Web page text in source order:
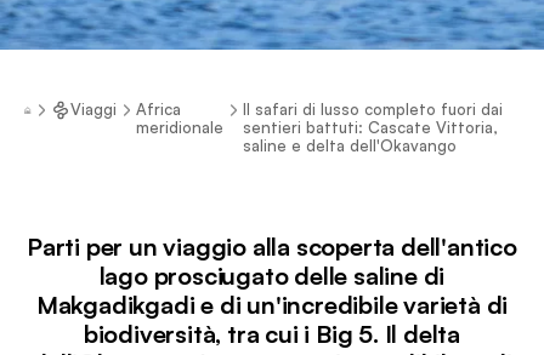
Viaggi
Africa
meridionale
Il safari di lusso completo fuori dai
sentieri battuti: Cascate Vittoria,
saline e delta dell'Okavango
Parti per un viaggio alla scoperta dell'antico
lago prosciugato delle saline di
Makgadikgadi e di un'incredibile varietà di
biodiversità, tra cui i Big 5. Il delta